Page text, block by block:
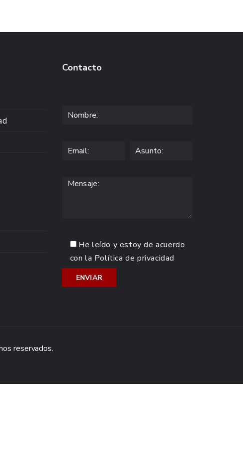
Contacto
He leído y estoy de acuerdo
con la Política de privacidad
reservados.